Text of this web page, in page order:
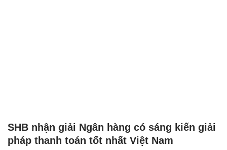
SHB nhận giải Ngân hàng có sáng kiến giải
pháp thanh toán tốt nhất Việt Nam